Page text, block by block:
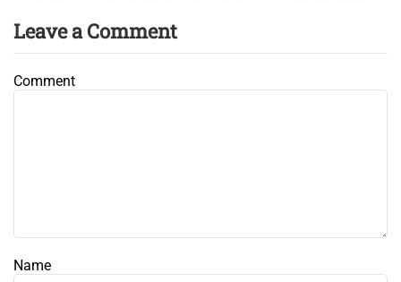
Leave a Comment
Comment
Name